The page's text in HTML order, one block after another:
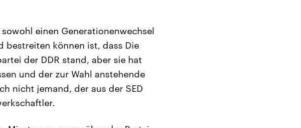
einen Generationenwechsel
bestreiten können ist, dass Die
der DDR stand, aber sie hat
und der zur Wahl anstehende
nicht jemand, der aus der SED